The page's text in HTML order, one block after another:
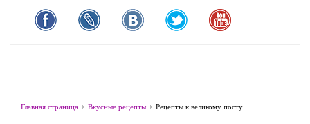
Главная страница Вкусные рецепты Рецепты к великому посту